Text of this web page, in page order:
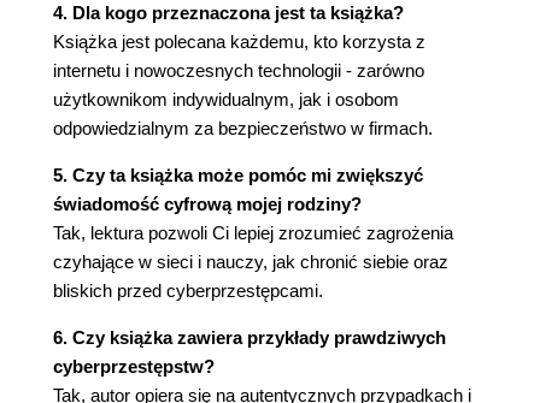
dostępu do moich kontaktów?
Urządzenia mobilne i zagrożenia w sieci
Przejmowanie mobilnych płatności
Twoje miejsce pobytu staje się miejscem
zbrodni
Robi się pochmurno
Mnóstwo danych dla Wielkiego Brata
Ciemniejsza strona danych masowych
Rozdział 8. Ekranowi ufamy
Życie w świecie pokazywanym przez
To nie do obliczenia
Myślałem, że jesteśmy znajomymi
4. Dla kogo przeznaczona jest ta książka?
Książka jest polecana każdemu, kto korzysta z
internetu i nowoczesnych technologii - zarówno
użytkownikom indywidualnym, jak i osobom
odpowiedzialnym za bezpieczeństwo w firmach.
5. Czy ta książka może pomóc mi zwiększyć
świadomość cyfrową mojej rodziny?
Tak, lektura pozwoli Ci lepiej zrozumieć zagrożenia
czyhające w sieci i nauczy, jak chronić siebie oraz
bliskich przed cyberprzestępcami.
6. Czy książka zawiera przykłady prawdziwych
cyberprzestępstw?
Tak, autor opiera się na autentycznych przypadkach i